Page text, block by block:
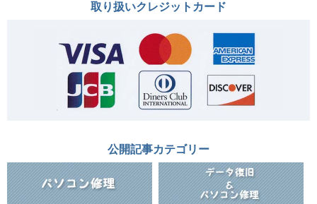
取り扱いクレジットカード
公開記事カテゴリー